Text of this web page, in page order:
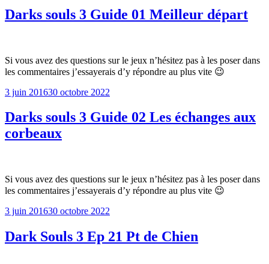
Darks souls 3 Guide 01 Meilleur départ
Si vous avez des questions sur le jeux n’hésitez pas à les poser dans
les commentaires j’essayerais d’y répondre au plus vite 😉
Publié
3 juin 201630 octobre 2022
Darks souls 3 Guide 02 Les échanges aux
corbeaux
Si vous avez des questions sur le jeux n’hésitez pas à les poser dans
les commentaires j’essayerais d’y répondre au plus vite 😉
Publié
3 juin 201630 octobre 2022
Dark Souls 3 Ep 21 Pt de Chien